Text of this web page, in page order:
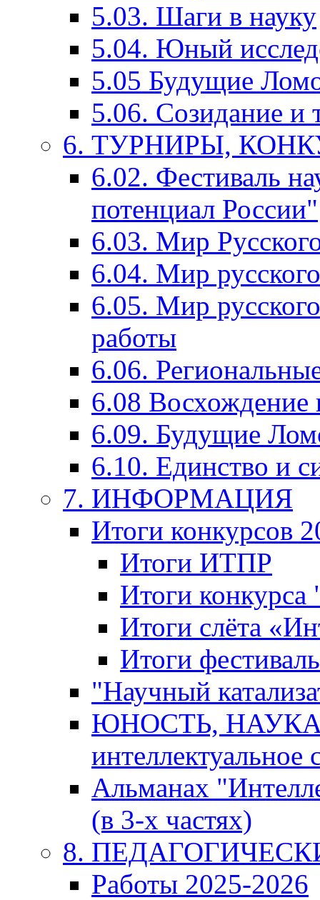
5.03. Шаги в науку
5.04. Юный
5.05 Будущие
5.06. Созидание и
6. ТУРНИРЫ,
6.02. Фестиваль
потенциал России"
6.03. Мир
6.04. Мир
6.05. Мир
работы
6.06.
6.08 Восхождение
6.09. Будущие
6.10. Единство и
7. ИНФОРМАЦИЯ
Итоги конкурсов
Итоги ИТПР
Итоги
Итоги слёта
Итоги
"Научный
ЮНОСТЬ,
интеллектуальное
Альманах
(в 3-х частях)
8.
Работы 2025-2026